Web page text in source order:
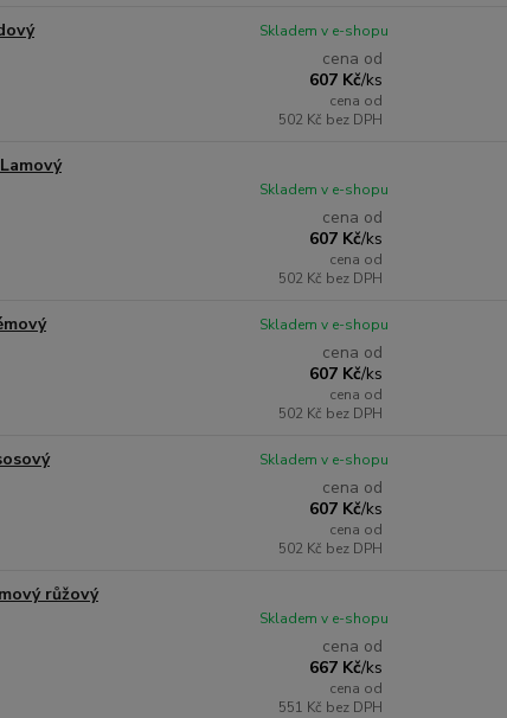
cena od
607 Kč/ks
cena od
502 Kč bez DPH
Skladem v e-shopu
cena od
607 Kč/ks
cena od
502 Kč bez DPH
Skladem v e-shopu
cena od
607 Kč/ks
cena od
502 Kč bez DPH
Skladem v e-shopu
cena od
607 Kč/ks
cena od
502 Kč bez DPH
Skladem v e-shopu
růžový
cena od
667 Kč/ks
cena od
551 Kč bez DPH
Skladem v e-shopu